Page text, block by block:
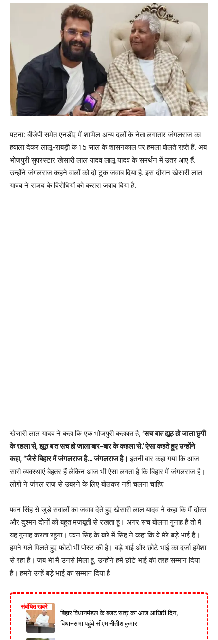
पटना: बीजेपी समेत एनडीए में शामिल अन्य दलों के नेता लगातार जंगलराज का
हवाला देकर लालू-राबड़ी के 15 साल के शासनकाल पर हमला बोलते रहते हैं. अब
भोजपुरी सुपरस्टार खेसारी लाल यादव लालू यादव के समर्थन में उतर आए हैं.
उन्होंने जंगलराज कहने वालों को दो टूक जवाब दिया है. इस दौरान खेसारी लाल
यादव ने राजद के विरोधियों को करारा जवाब दिया है.
खेसारी लाल यादव ने कहा कि एक भोजपुरी कहावत है, ‘सच बात झूठ हो जाला छुपी
के रहला से, झूठ बात सच हो जाला बार-बार के कहला से.’ ऐसा कहते हुए उन्होंने
कहा, “जैसे बिहार में जंगलराज है… जंगलराज है। इतनी बार कहा गया कि आज
सारी व्यवस्थाएं बेहतर हैं लेकिन आज भी ऐसा लगता है कि बिहार में जंगलराज है।
लोगों ने जंगल राज से उबरने के लिए बोलकर नहीं चलना चाहिए
पवन सिंह से जुड़े सवालों का जवाब देते हुए खेसारी लाल यादव ने कहा कि मैं दोस्त
और दुश्मन दोनों को बहुत मजबूती से रखता हूं। अगर सच बोलना गुनाह है तो मैं
यह गुनाह करता रहूंगा। पवन सिंह के बारे में सिंह ने कहा कि वे मेरे बड़े भाई हैं।
हमने गले मिलते हुए फोटो भी पोस्ट की है। बड़े भाई और छोटे भाई का दर्जा हमेशा
से रहा है। जब भी मैं उनसे मिला हूं, उन्होंने हमें छोटे भाई की तरह सम्मान दिया
है। हमने उन्हें बड़े भाई का सम्मान दिया है
संबंधित खबरें
बिहार विधानमंडल के बजट सत्र का आज आखिरी दिन,
विधानसभा पहुंचे सीएम नीतीश कुमार